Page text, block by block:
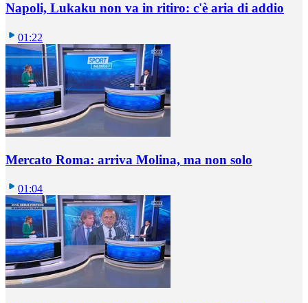
Napoli, Lukaku non va in ritiro: c'è aria di addio
01:22
Mercato Roma: arriva Molina, ma non solo
01:04